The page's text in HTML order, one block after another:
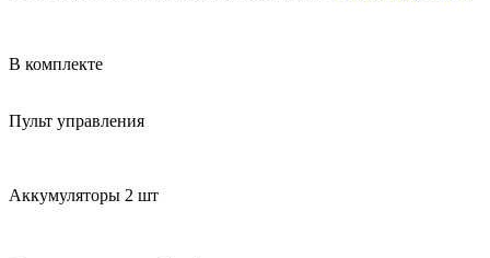
В комплекте
Пульт управления
Аккумуляторы 2 шт